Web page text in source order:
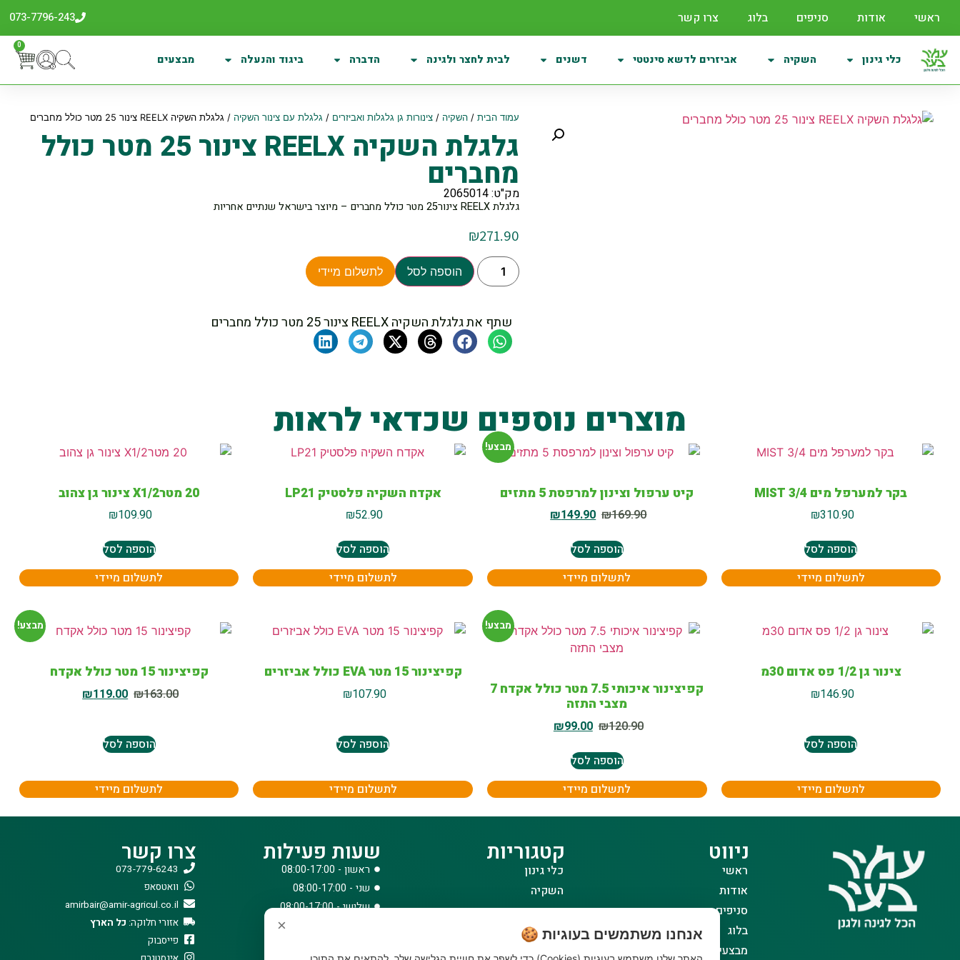
ראשי אודות סניפים בלוג צרו קשר 073-7796-243
כלי גינון השקיה אביזרים לדשא סינטטי דשנים לבית לחצר ולגינה הדברה ביגוד והנעלה מבצעים
0
עמוד הבית /השקיה /צינורות גן גלגלות ואביזרים / גלגלת עם צינור השקיה / גלגלת השקיה REELX צינור 25 מטר כולל מחברים
גלגלת השקיה REELX צינור 25 מטר כולל
מחברים
מק"ט: 2065014
גלגלת REELX צינור25 מטר כולל מחברים – מיוצר בישראל שנתיים אחריות
₪271.90
הוספה לסל לתשלום מיידי
שתף את גלגלת השקיה REELX צינור 25 מטר כולל מחברים
מוצרים נוספים שכדאי לראות
בקר למערפל מים MIST 3/4
₪310.90
הוספה לסל
לתשלום מיידי
מבצע!
קיט ערפול וצינון למרפסת 5 מתזים
₪169.90
₪149.90
הוספה לסל
לתשלום מיידי
אקדח השקיה פלסטיק LP21
₪52.90
הוספה לסל
לתשלום מיידי
20 מטרX1/2 צינור גן צהוב
₪109.90
הוספה לסל
לתשלום מיידי
צינור גן 1/2 פס אדום 30מ
₪146.90
הוספה לסל
לתשלום מיידי
מבצע!
קפיצינור איכותי 7.5 מטר כולל אקדח 7
מצבי התזה
₪120.90
₪99.00
הוספה לסל
לתשלום מיידי
קפיצינור 15 מטר EVA כולל אביזרים
₪107.90
הוספה לסל
לתשלום מיידי
מבצע!
קפיצינור 15 מטר כולל אקדח
₪163.00
₪119.00
הוספה לסל
לתשלום מיידי
ניווט
ראשי
אודות
סניפים
בלוג
מבצעים
קטגוריות
כלי גינון
השקיה
הדברה
דשנים
דשא סינטטי ואביזרים
שעות פעילות
ראשון - 08:00-17:00
שני - 08:00-17:00
שלישי - 08:00-17:00
צרו קשר
073-779-6243
וואטסאפ
amirbair@amir-agricul.co.il
אזורי חלוקה: כל הארץ
פייסבוק
× אנחנו משתמשים בעוגיות 🍪